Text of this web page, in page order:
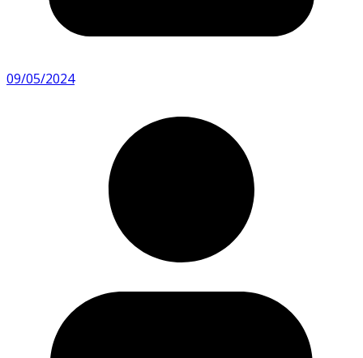
09/05/2024